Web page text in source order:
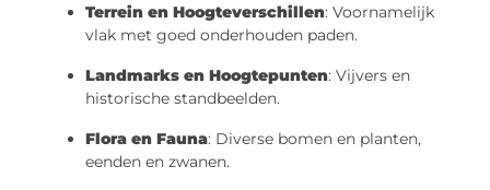
Terrein en Hoogteverschillen: Voornamelijk
vlak met goed onderhouden paden.
Landmarks en Hoogtepunten: Vijvers en
historische standbeelden.
Flora en Fauna: Diverse bomen en planten,
eenden en zwanen.